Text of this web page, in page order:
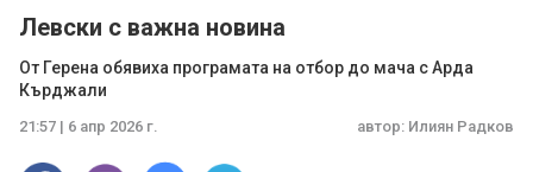
Левски с важна новина
От Герена обявиха програмата на отбор до мача с Арда
Кърджали
21:57 | 6 апр 2026 г. автор: Илиян Радков